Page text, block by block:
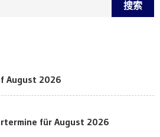
August 2026
für August 2026